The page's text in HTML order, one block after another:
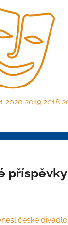
2020 2019 2018
příspěvky
české divadlo